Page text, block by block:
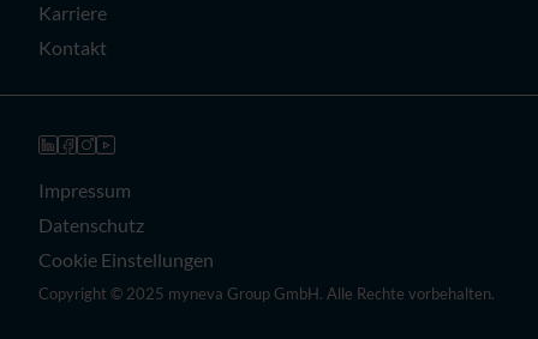
Karriere
Kontakt
Impressum
Datenschutz
Cookie Einstellungen
Copyright © 2025 myneva Group GmbH. Alle Rechte vorbehalten.